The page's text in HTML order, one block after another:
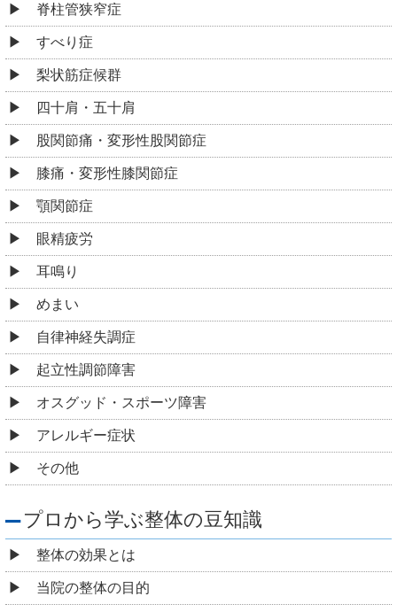
脊柱管狭窄症
すべり症
梨状筋症候群
四十肩・五十肩
股関節痛・変形性股関節症
膝痛・変形性膝関節症
顎関節症
眼精疲労
耳鳴り
めまい
自律神経失調症
起立性調節障害
オスグッド・スポーツ障害
アレルギー症状
その他
プロから学ぶ整体の豆知識
整体の効果とは
当院の整体の目的